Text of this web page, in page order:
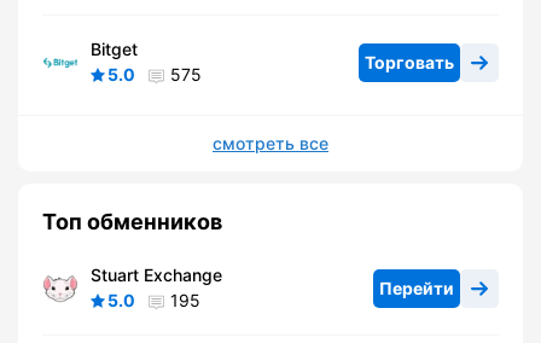
Bitget
5.0
575
Торговать
смотреть все
Топ обменников
Stuart Exchange
5.0
195
Перейти